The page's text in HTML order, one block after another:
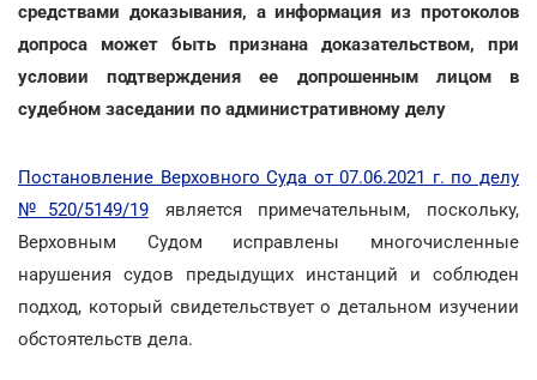
средствами доказывания, а информация из протоколов
допроса может быть признана доказательством, при
условии подтверждения ее допрошенным лицом в
судебном заседании по административному делу
Постановление Верховного Суда от 07.06.2021 г. по делу
№520/5149/19является примечательным, поскольку,
Верховным Судом исправлены многочисленные
нарушения судов предыдущих инстанций и соблюден
подход, который свидетельствует о детальном изучении
обстоятельств дела.